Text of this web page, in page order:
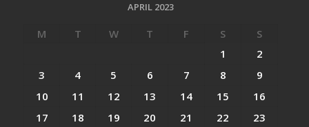
APRIL 2023
M T W T F S
S
1
2
3
4 5 6 7 8
9
10
11 12 13 14 15
16
17
18 19 20 21 22 23